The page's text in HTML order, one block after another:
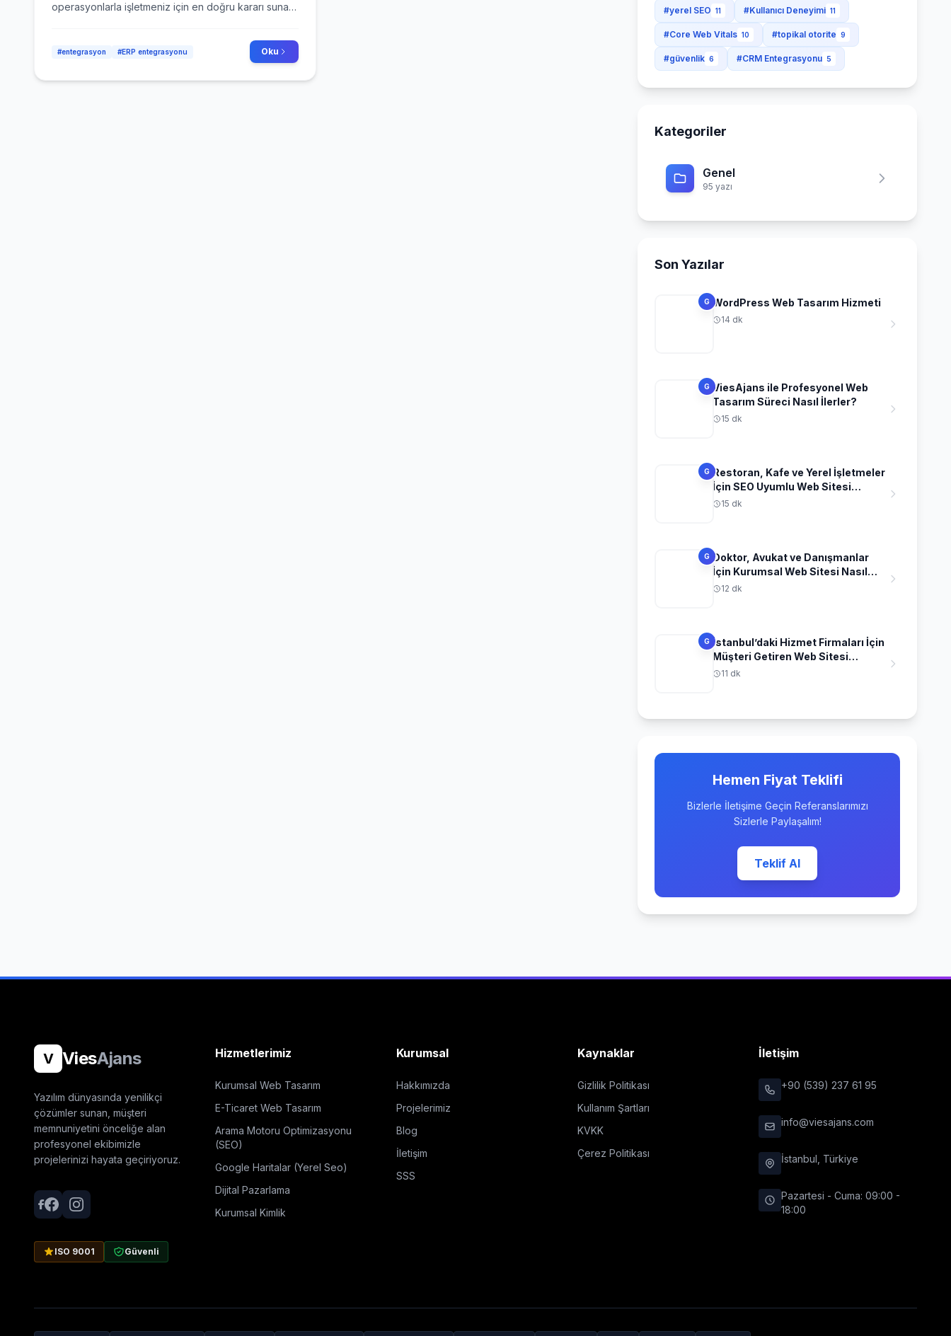
operasyonlarla işletmeniz için en doğru kararı sunan
#entegrasyon #ERP entegrasyonu Oku
#yerel SEO 11 #Kullanıcı Deneyimi 11
#Core Web Vitals 10 #topikal otorite 9
#güvenlik 6 #CRM Entegrasyonu 5
Kategoriler
Genel
95 yazı
Son Yazılar
G WordPress Web Tasarım Hizmeti
14 dk
G ViesAjans ile Profesyonel Web
Tasarım Süreci Nasıl İlerler?
15 dk
G Restoran, Kafe ve Yerel İşletmeler
İçin SEO Uyumlu Web Sitesi
Fikirleri
15 dk
G Doktor, Avukat ve Danışmanlar
İçin Kurumsal Web Sitesi Nasıl
Olmalı?
12 dk
G İstanbul’daki Hizmet Firmaları İçin
Müşteri Getiren Web Sitesi
Stratejileri
11 dk
Hemen Fiyat Teklifi
Bizlerle İletişime Geçin Referanslarımızı
Sizlerle Paylaşalım!
Teklif Al
V ViesAjans
Yazılım dünyasında yenilikçi
çözümler sunan, müşteri
memnuniyetini önceliğe alan
profesyonel ekibimizle
projelerinizi hayata geçiriyoruz.
ISO 9001 Güvenli
Hizmetlerimiz
Kurumsal Web Tasarım
E-Ticaret Web Tasarım
Arama Motoru Optimizasyonu
(SEO)
Google Haritalar (Yerel Seo)
Dijital Pazarlama
Kurumsal Kimlik
Kurumsal
Hakkımızda
Projelerimiz
Blog
İletişim
SSS
Kaynaklar
Gizlilik Politikası
Kullanım Şartları
KVKK
Çerez Politikası
İletişim
+90 (539) 237 61 95
info@viesajans.com
İstanbul, Türkiye
Pazartesi - Cuma: 09:00 -
18:00